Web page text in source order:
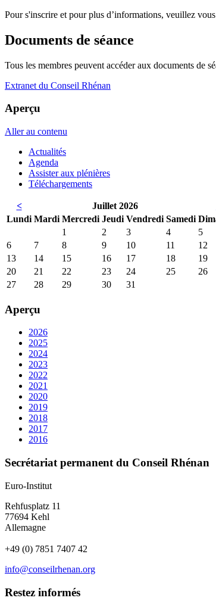
Pour s'inscrire et pour plus d’informations, veuillez
Documents de séance
Tous les membres peuvent accéder aux documents de
Extranet du Conseil Rhénan
Aperçu
Aller au contenu
Actualités
Agenda
Assister aux plénières
Téléchargements
< Juillet 2026
Lundi Mardi Mercredi Jeudi Vendredi Samedi Dim
1
2 3 4
5
6
7 8 9 10 11
12
13
14 15 16 17 18
19
20
21 22 23 24 25
26
27
28 29 30 31
Aperçu
2026
2025
2024
2023
2022
2021
2020
2019
2018
2017
2016
Secrétariat permanent du Conseil Rhénan
Euro-Institut
Rehfusplatz 11
77694 Kehl
Allemagne
+49 (0) 7851 7407 42
info@conseilrhenan.org
Restez informés